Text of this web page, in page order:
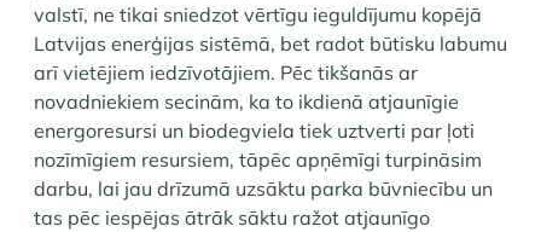
valstī, ne tikai sniedzot vērtīgu ieguldījumu kopējā
Latvijas enerģijas sistēmā, bet radot būtisku labumu
arī vietējiem iedzīvotājiem. Pēc tikšanās ar
novadniekiem secinām, ka to ikdienā atjaunīgie
energoresursi un biodegviela tiek uztverti par ļoti
nozīmīgiem resursiem, tāpēc apņēmīgi turpināsim
darbu, lai jau drīzumā uzsāktu parka būvniecību un
tas pēc iespējas ātrāk sāktu ražot atjaunīgo